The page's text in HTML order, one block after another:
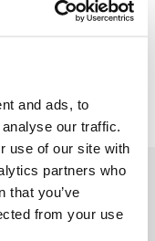
and ads, to
our traffic.
use of our site with
partners who
that you’ve
from your use